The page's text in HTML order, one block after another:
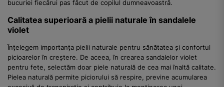
bucuriei fiecărui pas făcut de copilul dumneavoastră.
Calitatea superioară a pielii naturale în sandalele
violet
Înțelegem importanța pielii naturale pentru sănătatea și confortul
picioarelor în creștere. De aceea, în crearea sandalelor violet
pentru fete, selectăm doar piele naturală de cea mai înaltă calitate.
Pielea naturală permite piciorului să respire, previne acumularea